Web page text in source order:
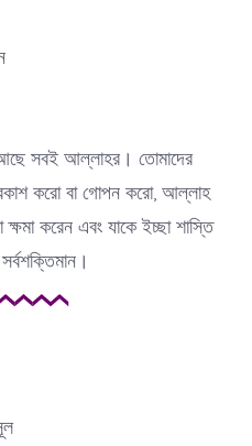
সবই আল্লাহর। তোমাদের
করো বা গোপন করো, আল্লাহ
ক্ষমা করেন এবং যাকে ইচ্ছা শাস্তি